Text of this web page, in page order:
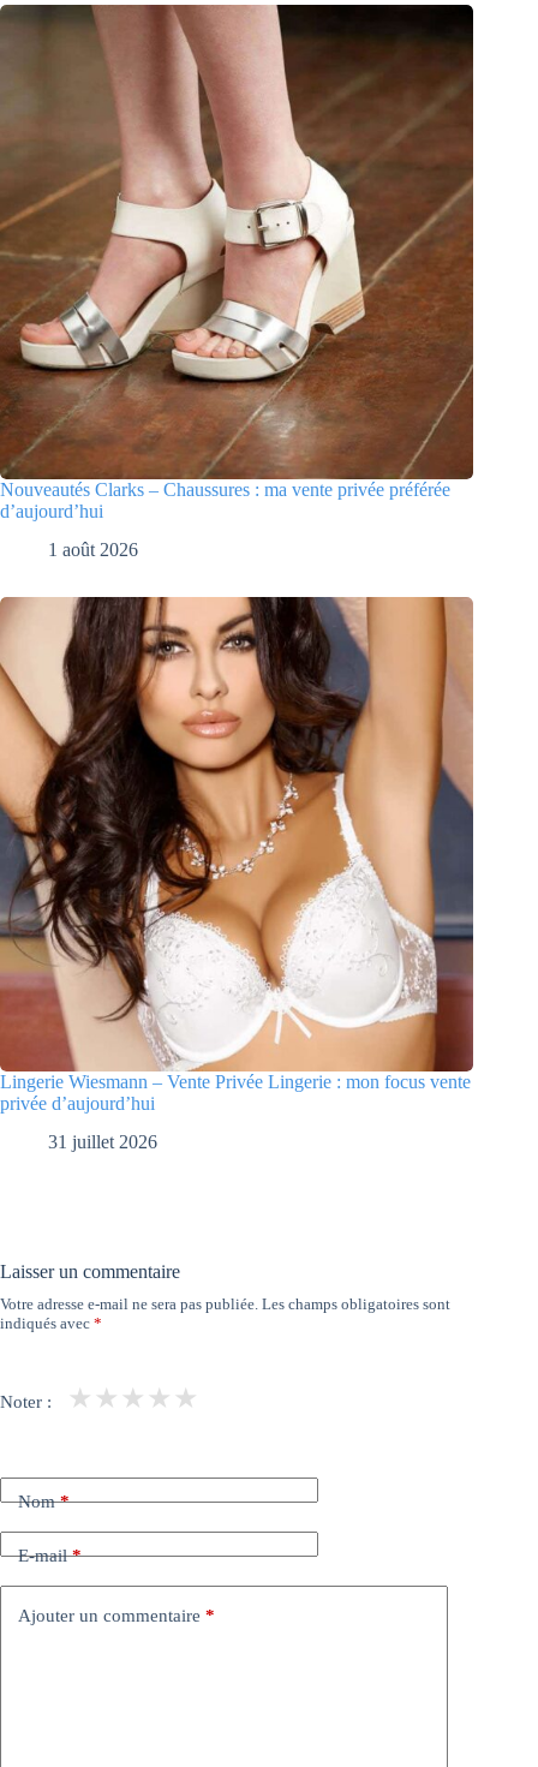
Nouveautés Clarks – Chaussures : ma vente privée préférée
d’aujourd’hui
1 août 2026
Lingerie Wiesmann – Vente Privée Lingerie : mon focus vente
privée d’aujourd’hui
31 juillet 2026
Laisser un commentaire
Votre adresse e-mail ne sera pas publiée. Les champs obligatoires sont
indiqués avec *
Noter : ★
★
★
★
★
Nom*
E-mail*
Ajouter un commentaire *